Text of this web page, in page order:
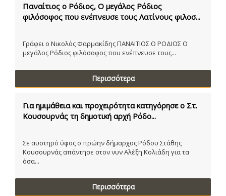
Παναίτιος ο Ρόδιος, Ο μεγάλος Ρόδιος
φιλόσοφος που ενέπνευσε τους Λατίνους φιλοσ...
Γράφει ο Νικολός Φαρμακίδης ΠΑΝΑΙΤΙΟΣ Ο ΡΟΔΙΟΣ Ο
μεγάλος Ρόδιος φιλόσοφος που ενέπνευσε τους...
Περισσότερα
Για ημιμάθεια και προχειρότητα κατηγόρησε ο Στ.
Κουσουρνάς τη δημοτική αρχή Ρόδο...
Σε αυστηρό ύφος ο πρώην δήμαρχος Ρόδου Στάθης
Κουσουρνάς απάντησε στον νυν Αλέξη Κολιάδη για τα
όσα...
Περισσότερα